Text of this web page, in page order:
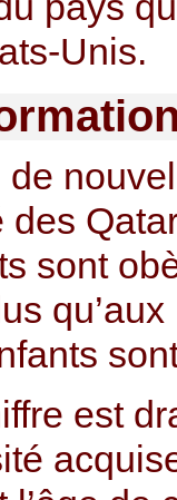
Unis.
de
des
sont
est